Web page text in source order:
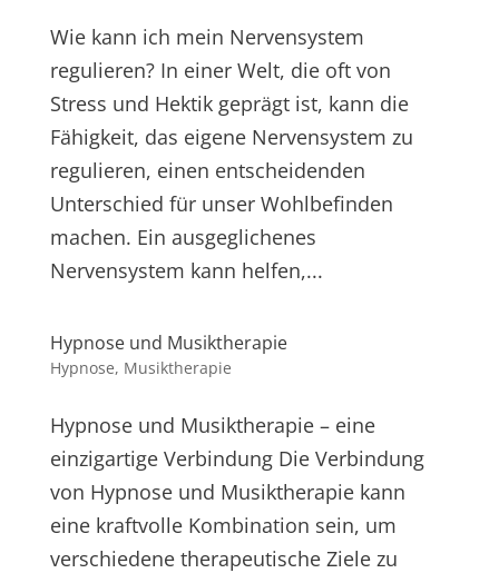
Wie kann ich mein Nervensystem
regulieren? In einer Welt, die oft von
Stress und Hektik geprägt ist, kann die
Fähigkeit, das eigene Nervensystem zu
regulieren, einen entscheidenden
Unterschied für unser Wohlbefinden
machen. Ein ausgeglichenes
Nervensystem kann helfen,...
Hypnose und Musiktherapie
Hypnose, Musiktherapie
Hypnose und Musiktherapie – eine
einzigartige Verbindung Die Verbindung
von Hypnose und Musiktherapie kann
eine kraftvolle Kombination sein, um
verschiedene therapeutische Ziele zu